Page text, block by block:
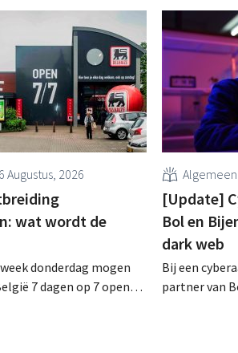
aangevraagd. .
derde
6 Augustus, 2026
wat wordt de
donderdag mogen
7 dagen op 7 open
Algemeen
[Update]
Bol en
dark web
Bij een
partner van